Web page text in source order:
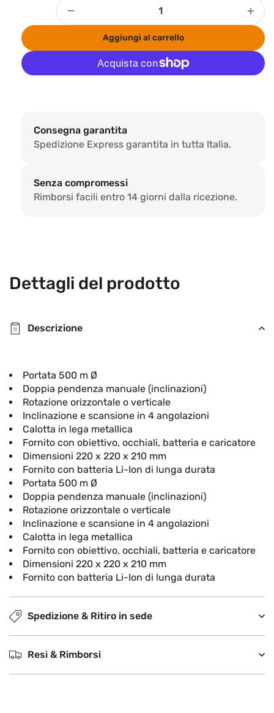
s
t
i
Quantità
BRAVO
LASER
per
Aggiungi al carrello
Consegna garantita
Spedizione Express garantita in tutta Italia.
Senza compromessi
Rimborsi facili entro 14 giorni dalla ricezione.
Dettagli del prodotto
Descrizione
Portata 500 m Ø
Doppia pendenza manuale (inclinazioni)
Rotazione orizzontale o verticale
Inclinazione e scansione in 4 angolazioni
Calotta in lega metallica
Fornito con obiettivo, occhiali, batteria e caricatore
Dimensioni 220 x 220 x 210 mm
Fornito con batteria Li-Ion di lunga durata
Portata 500 m Ø
Doppia pendenza manuale (inclinazioni)
Rotazione orizzontale o verticale
Inclinazione e scansione in 4 angolazioni
Calotta in lega metallica
Fornito con obiettivo, occhiali, batteria e caricatore
Dimensioni 220 x 220 x 210 mm
Fornito con batteria Li-Ion di lunga durata
Spedizione & Ritiro in sede
Resi & Rimborsi